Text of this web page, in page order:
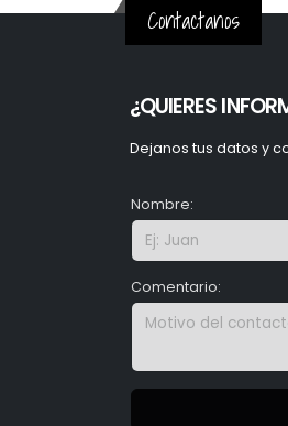
Contactanos
¿QUIERES
Dejanos tus datos y
Nombre:
Comentario: